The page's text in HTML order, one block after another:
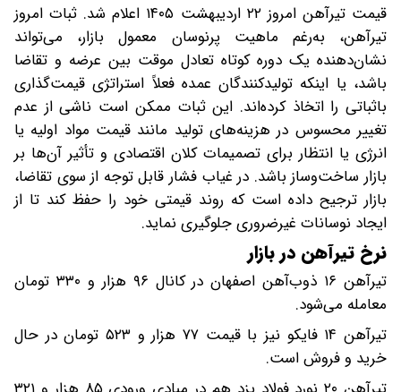
قیمت تیرآهن امروز ۲۲ اردیبهشت ۱۴۰۵ اعلام شد. ثبات امروز
تیرآهن، به‌رغم ماهیت پرنوسان معمول بازار، می‌تواند
نشان‌دهنده یک دوره کوتاه تعادل موقت بین عرضه و تقاضا
باشد، یا اینکه تولیدکنندگان عمده فعلاً استراتژی قیمت‌گذاری
باثباتی را اتخاذ کرده‌اند. این ثبات ممکن است ناشی از عدم
تغییر محسوس در هزینه‌های تولید مانند قیمت مواد اولیه یا
انرژی یا انتظار برای تصمیمات کلان اقتصادی و تأثیر آن‌ها بر
بازار ساخت‌وساز باشد. در غیاب فشار قابل توجه از سوی تقاضا،
بازار ترجیح داده است که روند قیمتی خود را حفظ کند تا از
ایجاد نوسانات غیرضروری جلوگیری نماید.
نرخ تیرآهن در بازار
تیرآهن ۱۶ ذوب‌آهن اصفهان در کانال ۹۶ هزار و ۳۳۰ تومان
معامله می‌‌شود.
تیرآهن ۱۴ فایکو نیز با قیمت ۷۷ هزار و ۵۲۳ تومان در حال
خرید و فروش است.